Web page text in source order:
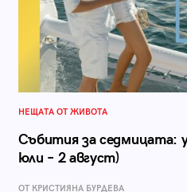
НЕЩАТА ОТ ЖИВОТА
Събития за седмицата:
юли – 2 август)
ОТ КРИСТИЯНА БУРДЕВА